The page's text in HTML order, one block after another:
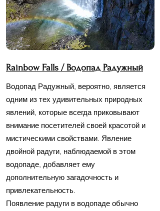
Rainbow Falls /Водопад Радужный
Водопад Радужный, вероятно, является
одним из тех удивительных природных
явлений, которые всегда приковывают
внимание посетителей своей красотой и
мистическими свойствами. Явление
двойной радуги, наблюдаемой в этом
водопаде, добавляет ему
дополнительную загадочность и
привлекательность.
Появление радуги в водопаде обычно